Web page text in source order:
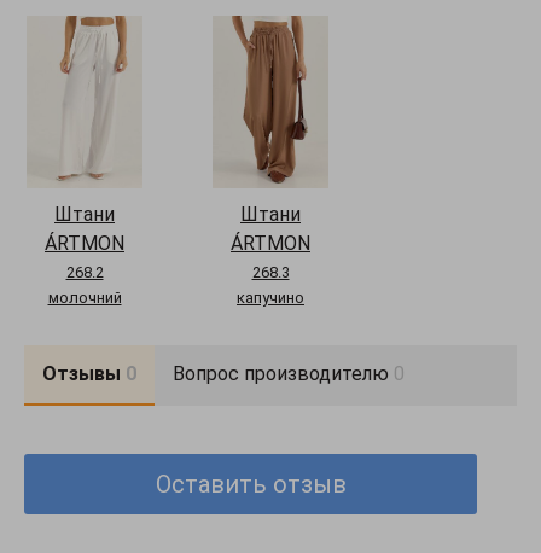
Состояние: Новое
Вид: Штани
Сезонність: цілорічний
Стиль: офісний, повсякденний (casual), романтичний
Довжина виробу по боковому шву: 42р.-48р.- 112 см.
Довжина виробу по кроковому шву: 42р.-48р.- 82 - 83 см.
Штани
ÁRTMON
268.2
молочний
Штани
ÁRTMON
268.3
капучино
Отзывы 0 Вопрос производителю 0
Оставить отзыв